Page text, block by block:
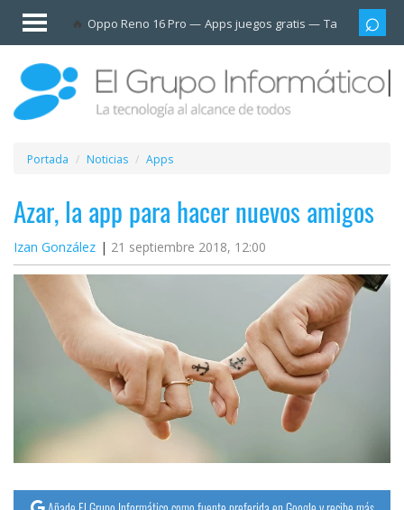
Oppo Reno 16 Pro Apps juegos gratis Tarjetas
Invitado
Iniciar
sesión /
Registrarse
Esenciales
Móviles
Ofertas
Apps
Redes
sociales
Plataformas
Operadores
Portada Noticias Apps
Azar, la app para hacer nuevos amigos
Izan González 21 septiembre 2018, 12:00